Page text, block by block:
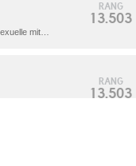
RANG
13.503
RANG
13.503